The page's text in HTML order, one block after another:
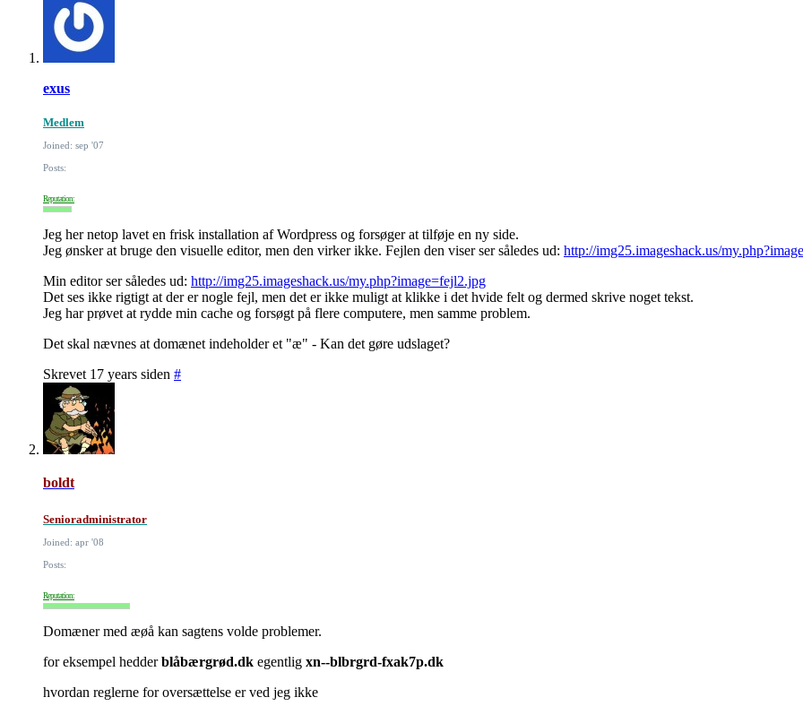
exus
Medlem
Joined: sep '07
Posts:
Reputation:
Jeg her netop lavet en frisk installation af Wordpress og forsøger at tilføje en ny side.
Jeg ønsker at bruge den visuelle editor, men den virker ikke. Fejlen den viser ser således ud: http://img25.imageshack.us/
Min editor ser således ud: http://img25.imageshack.us/my.php?image=fejl2.jpg
Det ses ikke rigtigt at der er nogle fejl, men det er ikke muligt at klikke i det hvide felt og dermed skrive noget tekst.
Jeg har prøvet at rydde min cache og forsøgt på flere computere, men samme problem.
Det skal nævnes at domænet indeholder et "æ" - Kan det gøre udslaget?
Skrevet 17 years siden #
boldt
Senioradministrator
Joined: apr '08
Posts:
Reputation:
Domæner med æøå kan sagtens volde problemer.
for eksempel hedderblåbærgrød.dk egentlig xn--blbrgrd-fxak7p.dk
hvordan reglerne for oversættelse er ved jeg ikke